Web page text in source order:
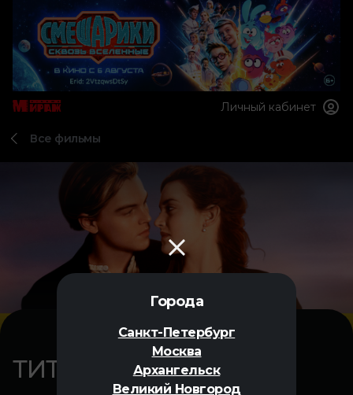
Города
Санкт-Петербург
Москва
Архангельск
Великий Новгород
Личный кабинет
Все фильмы
ТИТАНИК